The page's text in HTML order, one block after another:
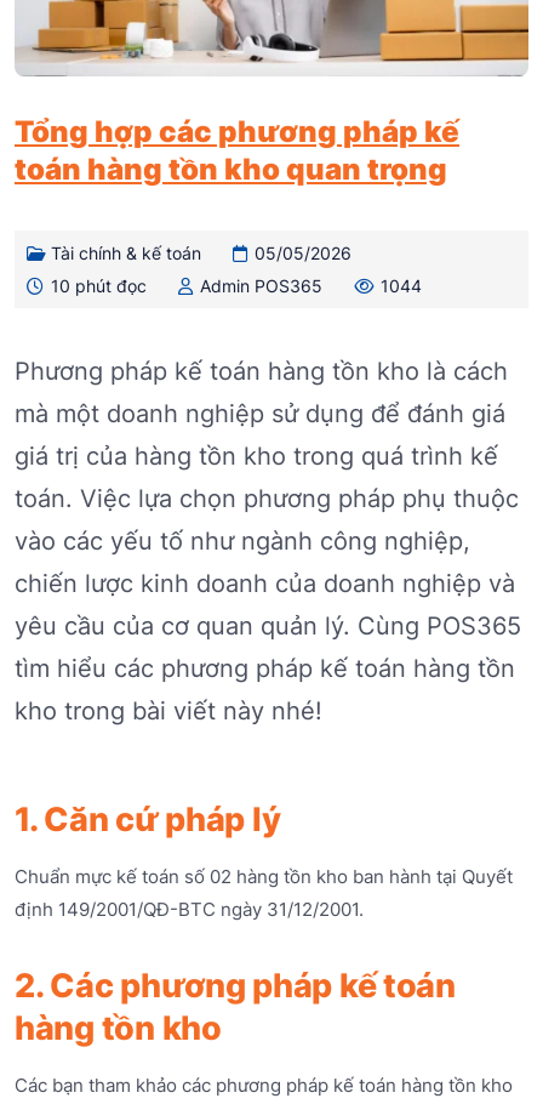
Tổng hợp các phương pháp kế
toán hàng tồn kho quan trọng
Tài chính & kế toán
05/05/2026
10 phút đọc
Admin POS365 1044
Phương pháp kế toán hàng tồn kho là cách
mà một doanh nghiệp sử dụng để đánh giá
giá trị của hàng tồn kho trong quá trình kế
toán. Việc lựa chọn phương pháp phụ thuộc
vào các yếu tố như ngành công nghiệp,
chiến lược kinh doanh của doanh nghiệp và
yêu cầu của cơ quan quản lý. Cùng POS365
tìm hiểu các phương pháp kế toán hàng tồn
kho trong bài viết này nhé!
1. Căn cứ pháp lý
Chuẩn mực kế toán số 02 hàng tồn kho ban hành tại Quyết
định 149/2001/QĐ-BTC ngày 31/12/2001.
2. Các phương pháp kế toán
hàng tồn kho
Các bạn tham khảo các phương pháp kế toán hàng tồn kho